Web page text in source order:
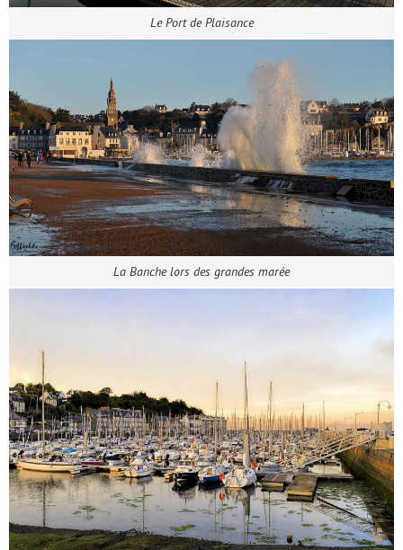
Le Port de Plaisance
La Banche lors des grandes marée